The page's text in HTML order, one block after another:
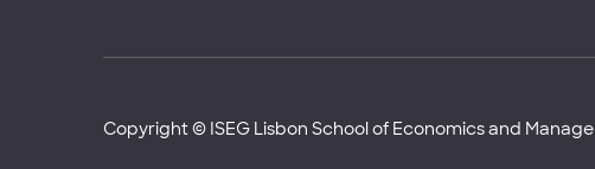
Copyright © ISEG Lisbon School of Economics and